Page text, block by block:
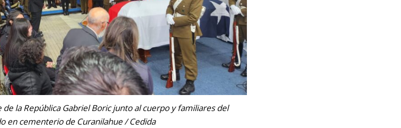
de la República Gabriel Boric junto al cuerpo y familiares del
en cementerio de Curanilahue / Cedida